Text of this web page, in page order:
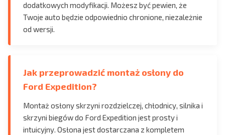
dodatkowych modyfikacji. Możesz być pewien, że
Twoje auto będzie odpowiednio chronione, niezależnie
od wersji.
Jak przeprowadzić montaż osłony do
Ford Expedition?
Montaż osłony skrzyni rozdzielczej, chłodnicy, silnika i
skrzyni biegów do Ford Expedition jest prosty i
intuicyjny. Osłona jest dostarczana z kompletem